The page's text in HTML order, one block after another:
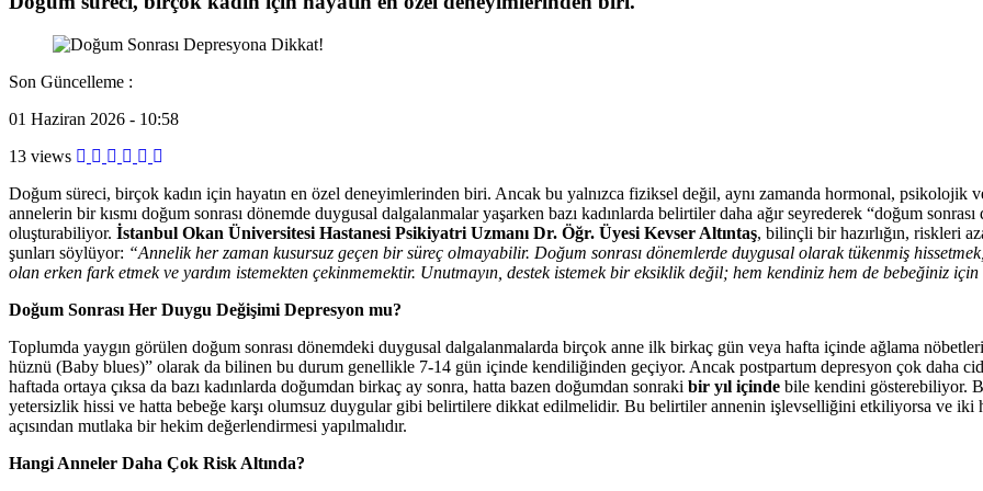
Son Güncelleme :
01 Haziran 2026 - 10:58
13 views
Doğum süreci, birçok kadın için hayatın en özel deneyimlerinden biri. Ancak bu yalnızca fiziksel değil, aynı zamanda hormonal, psikolojik
annelerin bir kısmı doğum sonrası dönemde duygusal dalgalanmalar yaşarken bazı kadınlarda belirtiler daha ağır seyrederek “doğum
oluşturabiliyor. İstanbul Okan Üniversitesi Hastanesi Psikiyatri Uzmanı Dr. Öğr. Üyesi Kevser Altıntaş, bilinçli bir hazırlığın, riskleri
şunları söylüyor: “Annelik her zaman kusursuz geçen bir süreç olmayabilir. Doğum sonrası dönemlerde duygusal olarak tükenmiş
olan erken fark etmek ve yardım istemekten çekinmemektir. Unutmayın, destek istemek bir eksiklik değil; hem kendiniz hem de bebeğiniz için
Doğum Sonrası Her Duygu Değişimi Depresyon mu?
Toplumda yaygın görülen doğum sonrası dönemdeki duygusal dalgalanmalarda birçok anne ilk birkaç gün veya hafta içinde ağlama
hüznü (Baby blues)” olarak da bilinen bu durum genellikle 7-14 gün içinde kendiliğinden geçiyor. Ancak postpartum depresyon çok daha
haftada ortaya çıksa da bazı kadınlarda doğumdan birkaç ay sonra, hatta bazen doğumdan sonraki bir yıl içinde bile kendini gösterebiliyor.
yetersizlik hissi ve hatta bebeğe karşı olumsuz duygular gibi belirtilere dikkat edilmelidir. Bu belirtiler annenin işlevselliğini etkiliyorsa ve iki
açısından mutlaka bir hekim değerlendirmesi yapılmalıdır.
Hangi Anneler Daha Çok Risk Altında?